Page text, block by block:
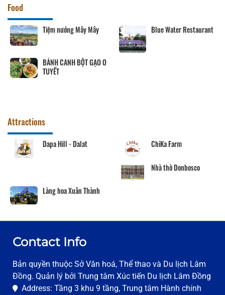
Food
Tiệm nướng Mây Mây Blue Water Restaurant
BÁNH CANH BỘT GẠO O
TUYẾT
Attractions
Dapa Hill - Dalat ChiKa Farm
Nhà thờ Donbosco
Làng hoa Xuân Thành
Contact Info
Bản quyền thuộc Sở Văn hoá, Thể thao và Du lịch Lâm
Đồng. Quản lý bởi Trung tâm Xúc tiến Du lịch Lâm Đồng
Address: Tầng 3 khu 9 tầng, Trung tâm Hành chính